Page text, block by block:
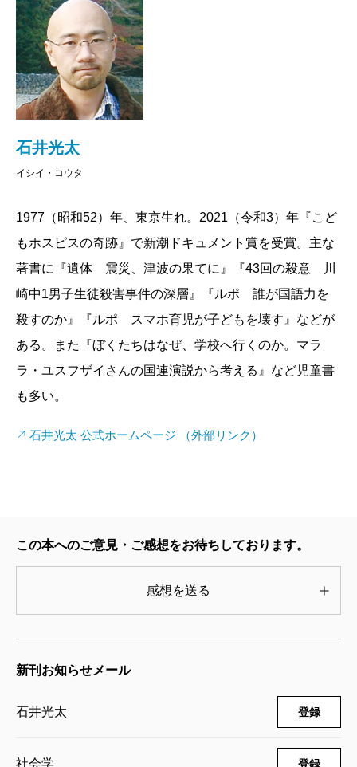
一向に減る気配のない幼児虐待。先ごろ2015年度の
児童虐待の対応件数が10万を超えたと発表されたばか
りだ。本書は、まさに「鬼畜」の所業としか思われな
い3件の子殺し事件を、オムニバス形式で取り上げてい
る。
2014年5月、神奈川県厚木市のアパートの一室で、小
さな男の子の白骨遺体が見つかった。男の子の名は齋
に遺棄されていたのだ。
我が子を監禁して餓死させたとして、逮捕されたの
は父親である。妻の失踪後、ひとりで育てていたが、
ライフラインがすべて止まったゴミだらけの真っ暗い
部屋に理玖君を閉じ込め、次第にアパートに帰らなく
なった。やせ衰え、歩くこともできなくなった理玖君
はそれでも、たまに父親が帰ってくると「パパ、パ
パ」と喜び、小さな手で体に触れてきたというから、
ならなかったから、困って……でも、私が悪いって思
足立区の夫婦は、3歳の次男を、しつけと称してウサ
い。夫は河口湖の湖畔に埋めたと言い、妻は、死んだ
飼い犬を捨てた荒川に次男も捨てたとほのめかす。死
しかし驚いたことに、三つの事件の親たちは異口同
石井光太
イシイ・コウタ
1977（昭和52）年、東京生れ。2021（令和3）年『こど
もホスピスの奇跡』で新潮ドキュメント賞を受賞。主な
著書に『遺体 震災、津波の果てに』『43回の殺意 川
崎中1男子生徒殺害事件の深層』『ルポ 誰が国語力を
殺すのか』『ルポ スマホ育児が子どもを壊す』などが
ある。また『ぼくたちはなぜ、学校へ行くのか。マラ
ラ・ユスフザイさんの国連演説から考える』など児童書
も多い。
石井光太 公式ホームページ （外部リンク）
この本へのご意見・ご感想をお待ちしております。
感想を送る
新刊お知らせメール
石井光太 登録
社会学 登録